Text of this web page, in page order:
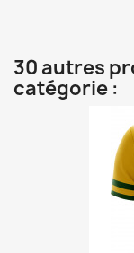
30 autres
catégorie :